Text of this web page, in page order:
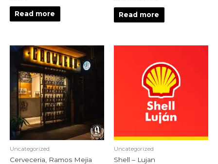
Read more Read more
Uncategorized
Cerveceria, Ramos Mejia
Uncategorized
Shell – Lujan